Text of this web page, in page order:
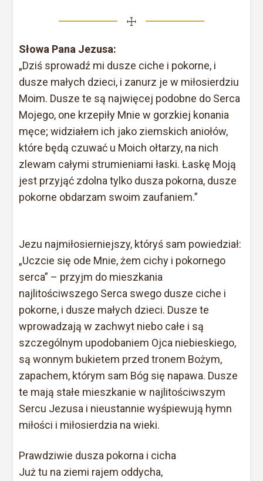
☩
Słowa Pana Jezusa:
„Dziś sprowadź mi dusze ciche i pokorne, i
dusze małych dzieci, i zanurz je w miłosierdziu
Moim. Dusze te są najwięcej podobne do Serca
Mojego, one krzepiły Mnie w gorzkiej konania
męce; widziałem ich jako ziemskich aniołów,
które będą czuwać u Moich ołtarzy, na nich
zlewam całymi strumieniami łaski. Łaskę Moją
jest przyjąć zdolna tylko dusza pokorna, dusze
pokorne obdarzam swoim zaufaniem.”
Jezu najmiłosierniejszy, któryś sam powiedział:
„Uczcie się ode Mnie, żem cichy i pokornego
serca” – przyjm do mieszkania
najlitościwszego Serca swego dusze ciche i
pokorne, i dusze małych dzieci. Dusze te
wprowadzają w zachwyt niebo całe i są
szczególnym upodobaniem Ojca niebieskiego,
są wonnym bukietem przed tronem Bożym,
zapachem, którym sam Bóg się napawa. Dusze
te mają stałe mieszkanie w najlitościwszym
Sercu Jezusa i nieustannie wyśpiewują hymn
miłości i miłosierdzia na wieki.
Prawdziwie dusza pokorna i cicha
Już tu na ziemi rajem oddycha,